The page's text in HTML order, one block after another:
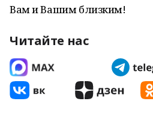
Вам и Вашим близким!
Читайте нас